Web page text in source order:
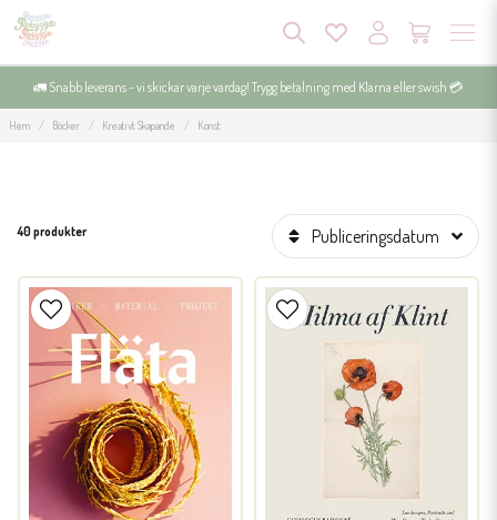
🚛 Snabb leverans - vi skickar varje vardag! Trygg betalning med Klarna eller swish 💳
Hem Böcker Kreativt Skapande Konst
40 produkter Publiceringsdatum